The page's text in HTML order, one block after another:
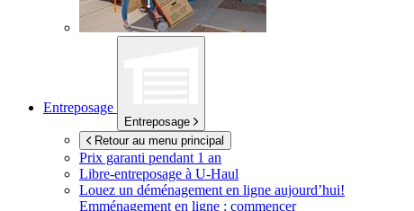
Entreposage
Entreposage
Retour au menu principal
Prix garanti pendant 1 an
Libre-entreposage à U-Haul
Louez un déménagement en ligne aujourd’hui!
Emménagement en ligne : commencer